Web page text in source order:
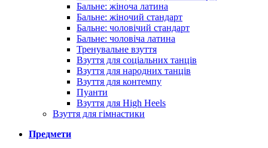
Бальне: жіноча латина
Бальне: жіночий стандарт
Бальне: чоловічий стандарт
Бальне: чоловіча латина
Тренувальне взуття
Взуття для соціальних танців
Взуття для народних танців
Взуття для контемпу
Пуанти
Взуття для High Heels
Взуття для гімнастики
Предмети